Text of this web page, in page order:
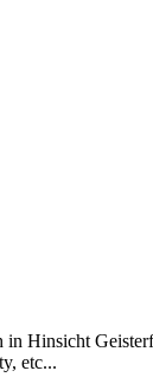
Hinsicht
etc...